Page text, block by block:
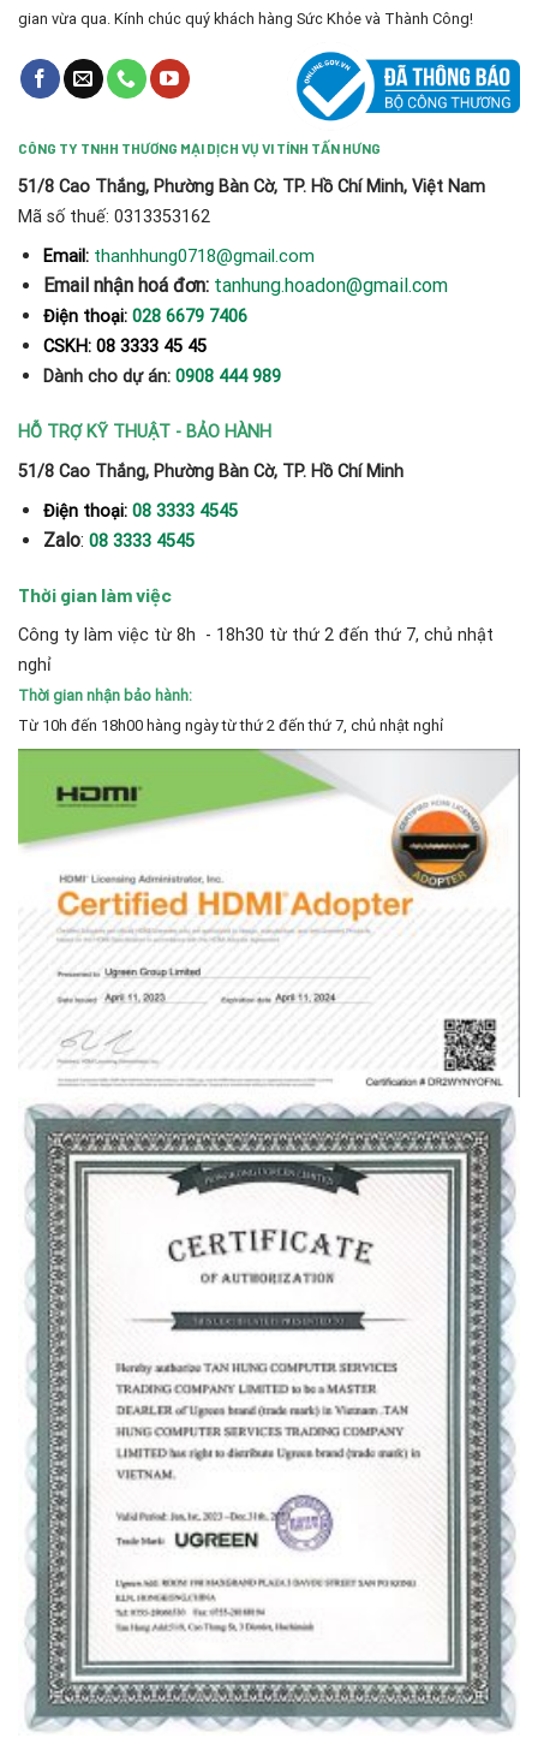
gian vừa qua. Kính chúc quý khách hàng Sức Khỏe và Thành Công!
CÔNG TY TNHH THƯƠNG MẠI DỊCH VỤ VI TÍNH TẤN HƯNG
51/8 Cao Thắng, Phường Bàn Cờ, TP. Hồ Chí Minh, Việt Nam
Mã số thuế: 0313353162
Email: thanhhung0718@gmail.com
Email nhận hoá đơn: tanhung.hoadon@gmail.com
Điện thoại: 028 6679 7406
CSKH: 08 3333 45 45
Dành cho dự án: 0908 444 989
HỖ TRỢ KỸ THUẬT - BẢO HÀNH
51/8 Cao Thắng, Phường Bàn Cờ, TP. Hồ Chí Minh
Điện thoại: 08 3333 4545
Zalo: 08 3333 4545
Thời gian làm việc
Công ty làm việc từ 8h - 18h30 từ thứ 2 đến thứ 7, chủ nhật
nghỉ
Thời gian nhận bảo hành:
Từ 10h đến 18h00 hàng ngày từ thứ 2 đến thứ 7, chủ nhật nghỉ